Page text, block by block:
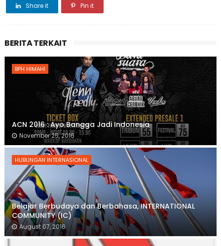
Share it Pin it
BERITA TERKAIT
BPH HIMAHI
ACN 2016 : Ayo Bangga Jadi Indonesia
November 25, 2016
HUBUNGAN INTERNASIONAL
Belajar Berbudaya dan Berbahasa, INTERNATIONAL
COMMUNITY (IC)
August 07, 2016